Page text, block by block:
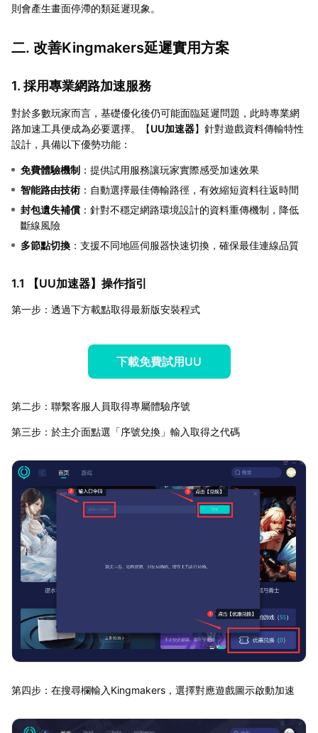
則會產生畫面停滯的類延遲現象。
二. 改善Kingmakers延遲實用方案
1. 採用專業網路加速服務
對於多數玩家而言，基礎優化後仍可能面臨延遲問題，此時專業網
路加速工具便成為必要選擇。【UU加速器】針對遊戲資料傳輸特性
設計，具備以下優勢功能：
免費體驗機制 ：提供試用服務讓玩家實際感受加速效果
智能路由技術 ：自動選擇最佳傳輸路徑，有效縮短資料往返時間
封包遺失補償 ：針對不穩定網路環境設計的資料重傳機制，降低
斷線風險
多節點切換 ：支援不同地區伺服器快速切換，確保最佳連線品質
1.1 【UU加速器】操作指引
第一步：透過下方載點取得最新版安裝程式
下載免費試用UU
第二步：聯繫客服人員取得專屬體驗序號
第三步：於主介面點選「序號兌換」輸入取得之代碼
第四步：在搜尋欄輸入Kingmakers，選擇對應遊戲圖示啟動加速